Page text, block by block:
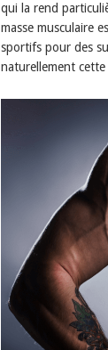
qui la rend
masse musculaire
sportifs pour des
naturellement